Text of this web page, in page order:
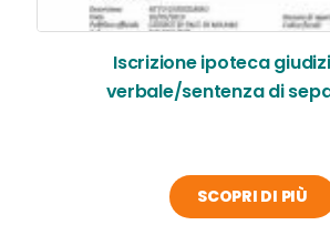
Iscrizione ipoteca
verbale/sentenza di
SCOPRI DI PIÙ